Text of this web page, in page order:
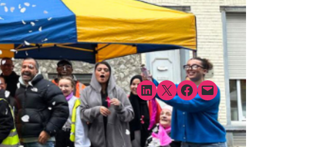
Share on LinkedIn
Share on X Share on Facebook
Email this Page